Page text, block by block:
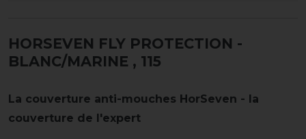
HORSEVEN FLY PROTECTION -
BLANC/MARINE , 115
La couverture anti-mouches HorSeven - la
couverture de l'expert